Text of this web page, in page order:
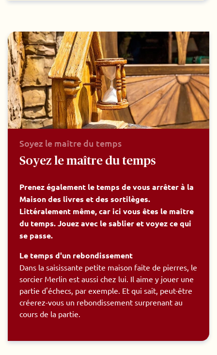
Soyez le maître du temps
Soyez le maître du temps
Prenez également le temps de vous arrêter à la
Maison des livres et des sortilèges.
Littéralement même, car ici vous êtes le maître
du temps. Jouez avec le sablier et voyez ce qui
se passe.
Le temps d'un rebondissement
Dans la saisissante petite maison faite de pierres, le
sorcier Merlin est aussi chez lui. Il aime y jouer une
partie d'échecs, par exemple. Et qui sait, peut-être
créerez-vous un rebondissement surprenant au
cours de la partie.